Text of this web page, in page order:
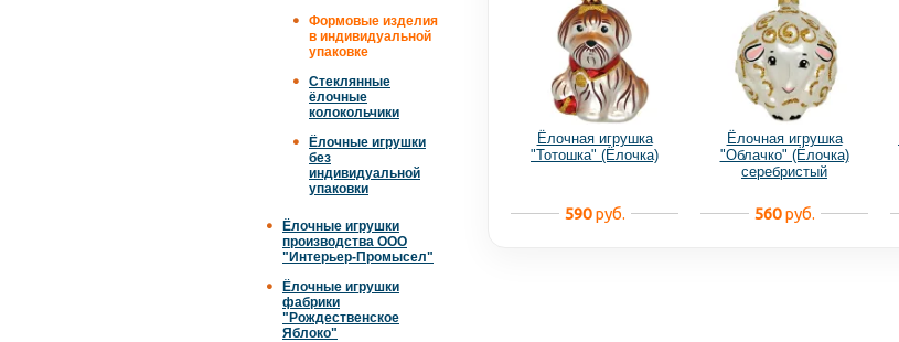
Ёлочная игрушка
"Тотошка" (Ёлочка)
590руб.
Ёлочная игрушка
"Облачко" (Ёлочка)
серебристый
560руб.
Формовые изделия
в индивидуальной
упаковке
Стеклянные
ёлочные
колокольчики
Ёлочные игрушки
без
индивидуальной
упаковки
Ёлочные игрушки
производства ООО
"Интерьер-Промысел"
Ёлочные игрушки
фабрики
"Рождественское
Яблоко"